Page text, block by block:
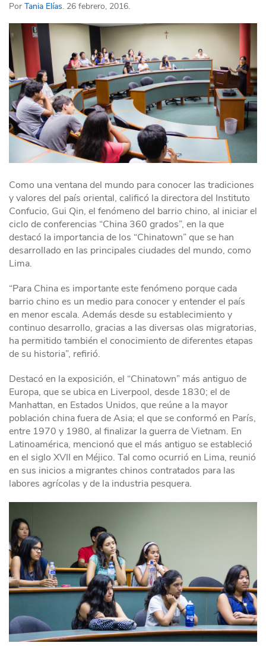
Por Tania Elías. 26 febrero, 2016.
Como una ventana del mundo para conocer las tradiciones
y valores del país oriental, calificó la directora del Instituto
Confucio, Gui Qin, el fenómeno del barrio chino, al iniciar el
ciclo de conferencias “China 360 grados”, en la que
destacó la importancia de los “Chinatown” que se han
desarrollado en las principales ciudades del mundo, como
Lima.
“Para China es importante este fenómeno porque cada
barrio chino es un medio para conocer y entender el país
en menor escala. Además desde su establecimiento y
continuo desarrollo, gracias a las diversas olas migratorias,
ha permitido también el conocimiento de diferentes etapas
de su historia”, refirió.
Destacó en la exposición, el “Chinatown” más antiguo de
Europa, que se ubica en Liverpool, desde 1830; el de
Manhattan, en Estados Unidos, que reúne a la mayor
población china fuera de Asia; el que se conformó en París,
entre 1970 y 1980, al finalizar la guerra de Vietnam. En
Latinoamérica, mencionó que el más antiguo se estableció
en el siglo XVII en Méjico. Tal como ocurrió en Lima, reunió
en sus inicios a migrantes chinos contratados para las
labores agrícolas y de la industria pesquera.